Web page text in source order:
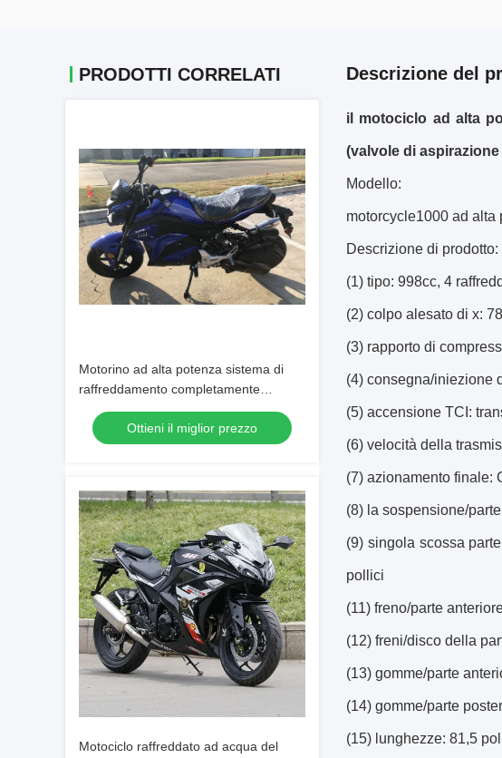
PRODOTTI CORRELATI
Motorino ad alta potenza sistema di
raffreddamento completamente
automatico raffreddato ad aria 150cc
Ottieni il miglior prezzo
Motociclo raffreddato ad acqua del
Descrizione del
il motociclo ad alta
(valvole di
Modello:
motorcycle1000 ad alta
Descrizione di prodotto:
(1) tipo: 998cc, 4
(2) colpo alesato di x:
(3) rapporto di
(4) consegna/iniezione
(5) accensione TCI:
(6) velocità della
(7) azionamento finale:
(8) la sospensione/
(9) singola scossa
pollici
(11) freno/parte
(12) freni/disco della
(13) gomme/parte
(14) gomme/parte
(15) lunghezze: 81,5